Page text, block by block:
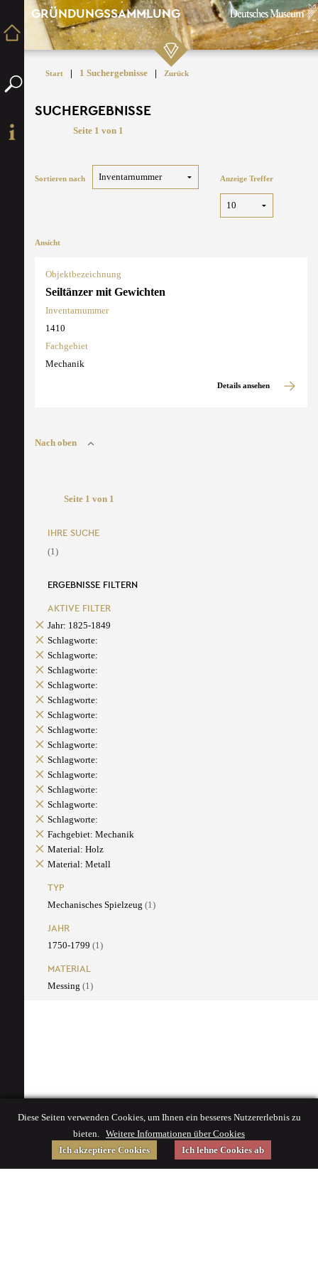
GRÜNDUNGSSAMMLUNG
Start | 1 Suchergebnisse | Zurück
SUCHERGEBNISSE
Seite 1 von 1
Sortieren nach Anzeige Treffer
Ansicht
Objektbezeichnung
Seiltänzer mit Gewichten
Inventarnummer
1410
Fachgebiet
Mechanik
Details ansehen
Nach oben
Seite 1 von 1
IHRE SUCHE
(1)
ERGEBNISSE FILTERN
AKTIVE FILTER
Jahr: 1825-1849
Schlagworte:
Schlagworte:
Schlagworte:
Schlagworte:
Schlagworte:
Schlagworte:
Schlagworte:
Schlagworte:
Schlagworte:
Schlagworte:
Schlagworte:
Schlagworte:
Schlagworte:
Fachgebiet: Mechanik
Material: Holz
Material: Metall
TYP
Mechanisches Spielzeug (1)
JAHR
1750-1799 (1)
MATERIAL
Messing (1)
Diese Seiten verwenden Cookies, um Ihnen ein besseres Nutzererlebnis zu
bieten. Weitere Informationen über Cookies
Ich akzeptiere Cookies
Ich lehne Cookies ab